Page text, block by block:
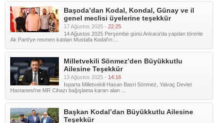
Başoda’dan Kodal, Kondal, Günay ve il
genel meclisi üyelerine teşekkür
17 Ağustos 2025 - 22:25
14 Ağustos 2025 Perşembe günü Ankara'da yapılan törenle
Ak Parti'ye resmen katılan Mustafa Kodal'ın ...
Milletvekili Sönmez’den Büyükkutlu
Ailesine Teşekkür
13 Ağustos 2025 - 14:16
Isparta Milletvekili Hasan Basri Sönmez, Yalvaç Devlet
Hastanesi'ne MR Cihazı bağışlama kararı alan ...
Başkan Kodal’dan Büyükkutlu Ailesine
Teşekkür